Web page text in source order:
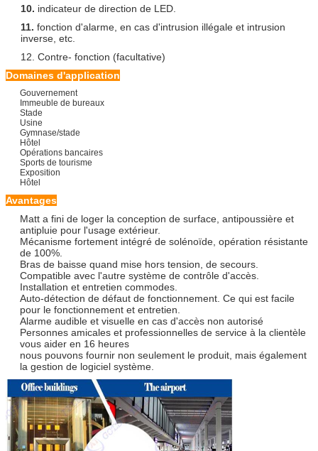
10. indicateur de direction de LED.
11. fonction d'alarme, en cas d'intrusion illégale et intrusion
inverse, etc.
12. Contre- fonction (facultative)
Domaines d'application
Gouvernement
Immeuble de bureaux
Stade
Usine
Gymnase/stade
Hôtel
Opérations bancaires
Sports de tourisme
Exposition
Hôtel
Avantages
Matt a fini de loger la conception de surface, antipoussière et
antipluie pour l'usage extérieur.
Mécanisme fortement intégré de solénoïde, opération résistante
de 100%.
Bras de baisse quand mise hors tension, de secours.
Compatible avec l'autre système de contrôle d'accès.
Installation et entretien commodes.
Auto-détection de défaut de fonctionnement. Ce qui est facile
pour le fonctionnement et entretien.
Alarme audible et visuelle en cas d'accès non autorisé
Personnes amicales et professionnelles de service à la clientèle
vous aider en 16 heures
nous pouvons fournir non seulement le produit, mais également
la gestion de logiciel système.